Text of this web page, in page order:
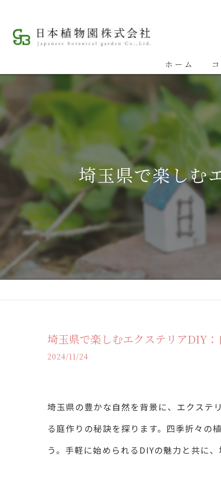
ホーム
埼玉県で楽しむ
埼玉県で楽しむエクステリアDIY
2024/11/24
埼玉県の豊かな自然を背景に、エクステ
る庭作りの秘訣を探ります。四季折々の
う。手軽に始められるDIYの魅力と共に